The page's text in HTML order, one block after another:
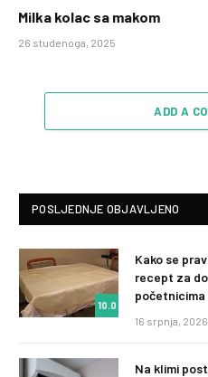
Milka kolac sa makom
26 studenoga, 2025
ADD A
POSLJEDNJE OBJAVLJENO
10.0
Kako se
recept za
početnicima
16 srpnja, 2026
Na klimi